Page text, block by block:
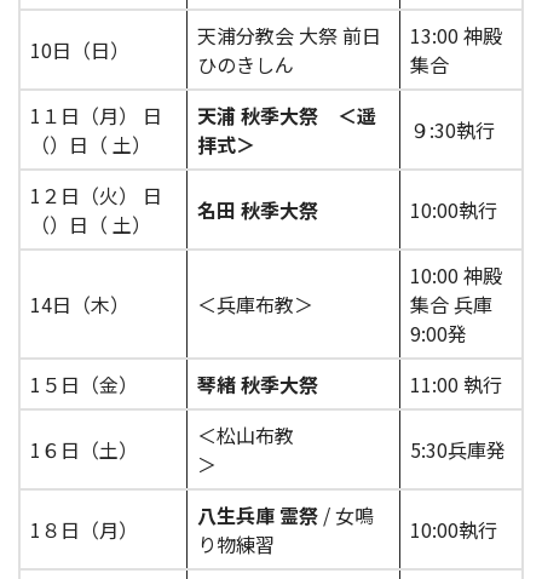
10日（日）
天浦分教会 大祭 前日
ひのきしん
13:00 神殿
集合
1１日（月） 日
（）日（ 土）
天浦 秋季大祭
＜遥
拝式＞
９:30執行
1２日（火） 日
（）日（ 土）
名田 秋季大祭 10:00執行
14日（木） ＜兵庫布教＞
10:00 神殿
集合 兵庫
9:00発
1５日（金）
琴緒 秋季大祭 11:00 執行
1６日（土）
＜松山布教
＞
5:30兵庫発
1８日（月） 八生兵庫 霊祭 / 女鳴
り物練習
10:00執行